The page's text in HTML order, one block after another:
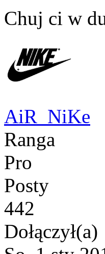
Chuj ci w
AiR_NiKe
Ranga
Pro
Posty
442
Dołączył(a)